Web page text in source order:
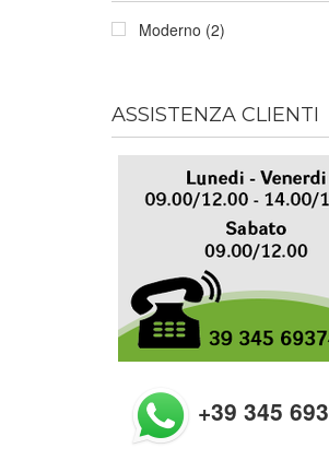
Moderno (2)
ASSISTENZA CLIENTI
+39 345